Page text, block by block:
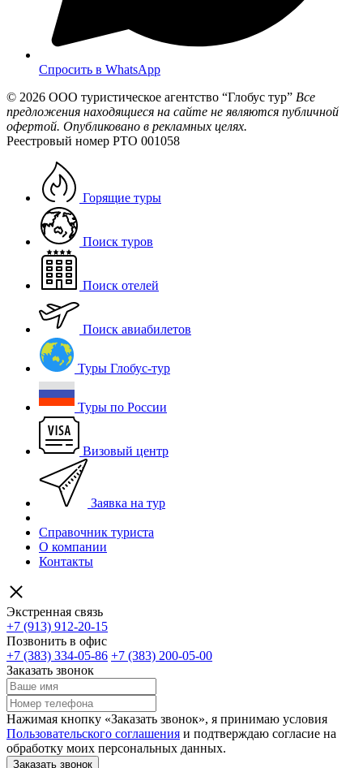
Спросить в WhatsApp
© 2026 ООО туристическое агентство “Глобус тур” Все
предложения находящиеся на сайте не являются публичной
офертой. Опубликовано в рекламных целях.
Реестровый номер РТО 001058
Горящие туры
Поиск туров
Поиск отелей
Поиск авиабилетов
Туры Глобус-тур
Туры по России
Визовый центр
Заявка на тур
Справочник туриста
О компании
Контакты
Экстренная связь
+7 (913) 912-20-15
Позвонить в офис
+7 (383) 334-05-86 +7 (383) 200-05-00
Заказать звонок
Нажимая кнопку «Заказать звонок», я принимаю условия
Пользовательского соглашения и подтверждаю согласие на
обработку моих персональных данных.